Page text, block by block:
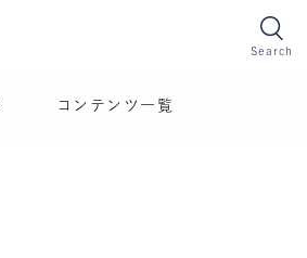
Search
コンテンツ一覧